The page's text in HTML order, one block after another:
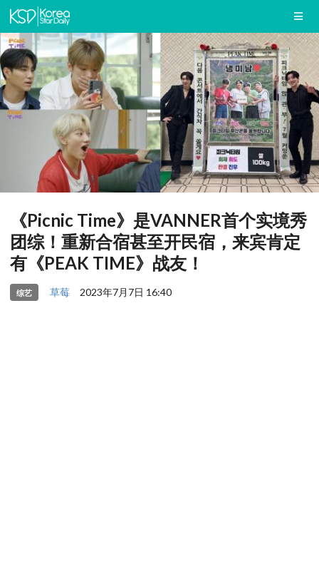
《Picnic Time》是VANNER首个实境秀
团综！重新合宿甚至开民宿，来宾肯定
有《PEAK TIME》战友！
综艺 草莓 2023年7月7日 16:40